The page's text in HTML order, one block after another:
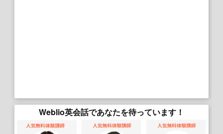
Weblio英会話であなたを待っています！